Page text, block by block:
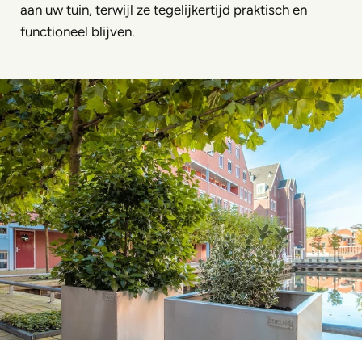
aan uw tuin, terwijl ze tegelijkertijd praktisch en
functioneel blijven.